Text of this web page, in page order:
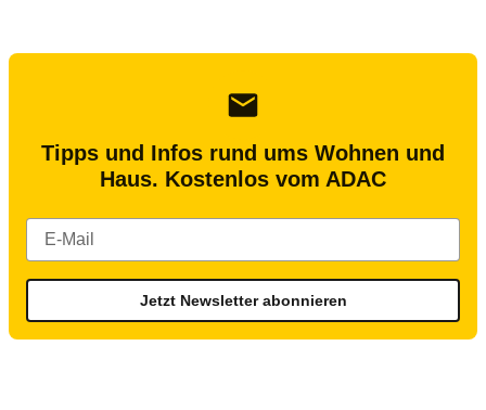
Tipps und Infos rund ums Wohnen und
Haus. Kostenlos vom ADAC
Jetzt Newsletter abonnieren